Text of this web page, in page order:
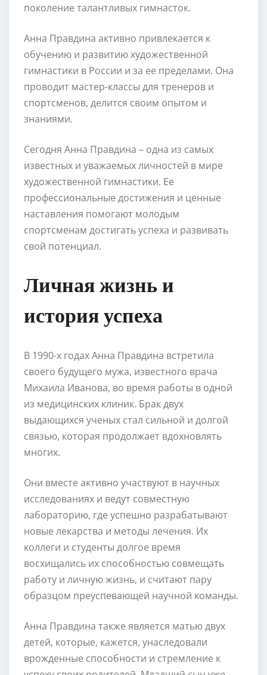
поколение талантливых гимнасток.
Анна Правдина активно привлекается к
обучению и развитию художественной
гимнастики в России и за ее пределами. Она
проводит мастер-классы для тренеров и
спортсменов, делится своим опытом и
знаниями.
Сегодня Анна Правдина – одна из самых
известных и уважаемых личностей в мире
художественной гимнастики. Ее
профессиональные достижения и ценные
наставления помогают молодым
спортсменам достигать успеха и развивать
свой потенциал.
Личная жизнь и
история успеха
В 1990-х годах Анна Правдина встретила
своего будущего мужа, известного врача
Михаила Иванова, во время работы в одной
из медицинских клиник. Брак двух
выдающихся ученых стал сильной и долгой
связью, которая продолжает вдохновлять
многих.
Они вместе активно участвуют в научных
исследованиях и ведут совместную
лабораторию, где успешно разрабатывают
новые лекарства и методы лечения. Их
коллеги и студенты долгое время
восхищались их способностью совмещать
работу и личную жизнь, и считают пару
образцом преуспевающей научной команды.
Анна Правдина также является матью двух
детей, которые, кажется, унаследовали
врожденные способности и стремление к